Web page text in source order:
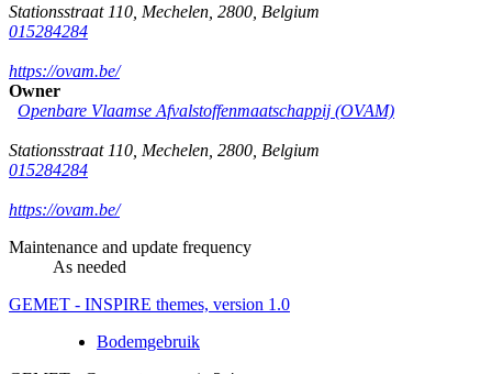
Stationsstraat 110 Mechelen 2800 Belgium
015284284
https://ovam.be/
Owner
Openbare Vlaamse Afvalstoffenmaatschappij (OVAM)
Stationsstraat 110 Mechelen 2800 Belgium
015284284
https://ovam.be/
Maintenance and update frequency
As needed
GEMET - INSPIRE themes, version 1.0
Bodemgebruik